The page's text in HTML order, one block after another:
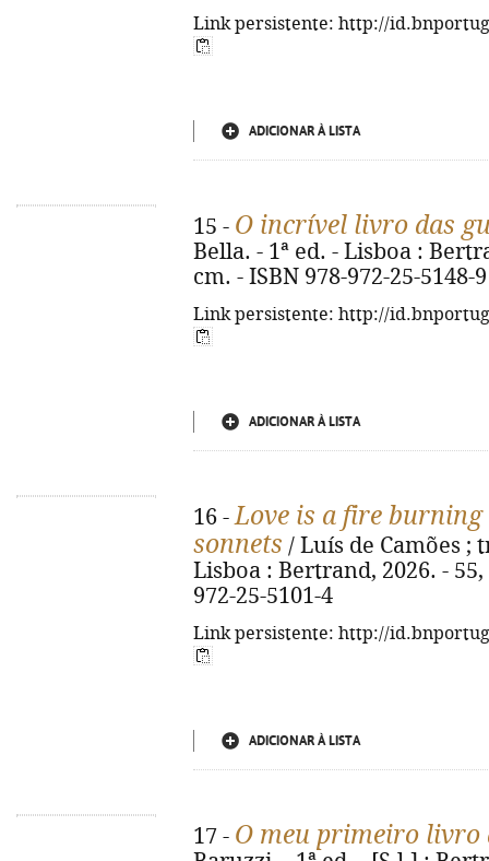
Link persistente: http://
ADICIONAR À LISTA
15 - O incrível livro das
Bella. - 1ª ed. - Lisboa :
cm. - ISBN 978-972-25-5148-9
Link persistente: http://
ADICIONAR À LISTA
16 -Love is a fire
sonnets / Luís de Camões ;
Lisboa : Bertrand, 2026. -
972-25-5101-4
Link persistente: http://
ADICIONAR À LISTA
17 - O meu primeiro livro